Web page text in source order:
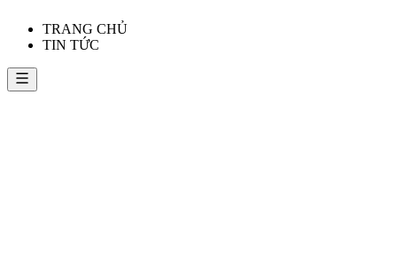
TRANG CHỦ
TIN TỨC